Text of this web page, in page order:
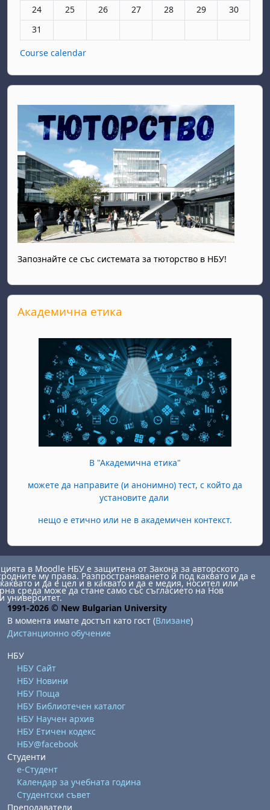
Няма събития, понеделник, 24 август
24 Няма събития, вторник, 25 август
25 Няма събития, сряда, 26 август
26 Няма събития, четвъртък, 27
27 Няма събития, петък, 28
28 Няма събития,
29 Няма
30
Няма събития, понеделник, 31 август
31
Course calendar
Запознайте се със системата за тюторство в НБУ!
Прескочи Академична етика
Академична етика
В "Академична етика"
можете да направите (и анонимно) тест, с който да
установите дали
нещо е етично или не в академичен контекст.
в Moodle НБУ е защитена от Закона за авторското
му права. Разпространяването й под каквато и да е
и да е цел и в каквато и да е медия, носител или
среда може да стане само със съгласието на Нов
университет.
1991-2026 © New Bulgarian University
В момента имате достъп като гост (Влизане)
Дистанционно обучение
НБУ
НБУ Сайт
НБУ Новини
НБУ Поща
НБУ Библиотечен каталог
НБУ Научен архив
НБУ Етичен кодекс
НБУ@facebook
Студенти
е-Студент
Календар за учебната година
Студентски съвет
Преподаватели